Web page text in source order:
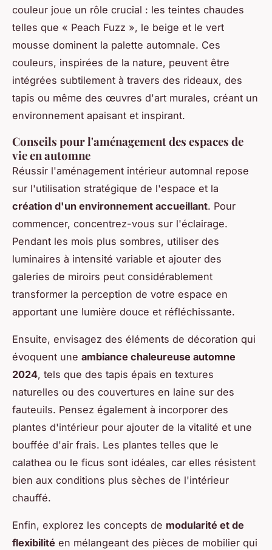
couleur joue un rôle crucial : les teintes chaudes
telles que « Peach Fuzz », le beige et le vert
mousse dominent la palette automnale. Ces
couleurs, inspirées de la nature, peuvent être
intégrées subtilement à travers des rideaux, des
tapis ou même des œuvres d'art murales, créant un
environnement apaisant et inspirant.
Conseils pour l'aménagement des espaces de
vie en automne
Réussir l'aménagement intérieur automnal repose
sur l'utilisation stratégique de l'espace et la
création d'un environnement accueillant. Pour
commencer, concentrez-vous sur l'éclairage.
Pendant les mois plus sombres, utiliser des
luminaires à intensité variable et ajouter des
galeries de miroirs peut considérablement
transformer la perception de votre espace en
apportant une lumière douce et réfléchissante.
Ensuite, envisagez des éléments de décoration qui
évoquent une ambiance chaleureuse automne
2024, tels que des tapis épais en textures
naturelles ou des couvertures en laine sur des
fauteuils. Pensez également à incorporer des
plantes d'intérieur pour ajouter de la vitalité et une
bouffée d'air frais. Les plantes telles que le
calathea ou le ficus sont idéales, car elles résistent
bien aux conditions plus sèches de l'intérieur
chauffé.
Enfin, explorez les concepts de modularité et de
flexibilité en mélangeant des pièces de mobilier qui